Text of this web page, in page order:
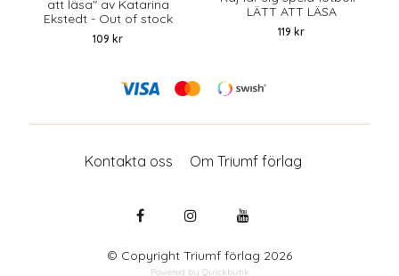
att läsa" av Katarina
Ekstedt - Out of stock
109 kr
LÄTT ATT LÄSA
119 kr
Kontakta oss Om Triumf förlag
© Copyright Triumf förlag 2026
Powered by Quickbutik